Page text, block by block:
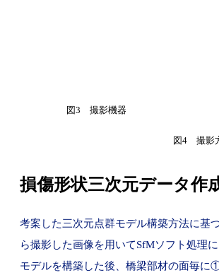
図3 撮影機器
図4 撮影
損傷形状三次元データ作
考案した三次元点群モデル構築方法に基
ら撮影した画像を用いてSfMソフト処理
モデルを構築した後、橋梁部材の面毎に